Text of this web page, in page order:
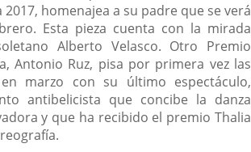
2017, homenajea a su padre que se verá
Esta pieza cuenta con la mirada
Alberto Velasco. Otro Premio
Antonio Ruz, pisa por primera vez las
marzo con su último espectáculo,
antibelicista que concibe la danza
y que ha recibido el premio Thalia